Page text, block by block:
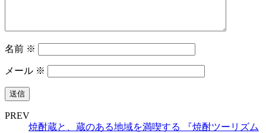
名前 ※
メール ※
PREV
焼酎蔵と、蔵のある地域を満喫する 『焼酎ツーリズム